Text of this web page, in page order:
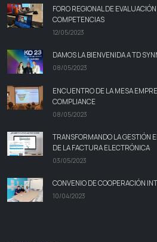
FORO REGIONAL DE
COMPETENCIAS
12/05/2023
DAMOS LA BIENVENIDA A TD
08/05/2023
ENCUENTRO DE LA MESA
COMPLIANCE
08/05/2023
TRANSFORMANDO LA GESTIÓN
DE LA FACTURA ELECTRÓNICA
03/05/2023
CONVENIO DE COOPERACIÓN
10/04/2023